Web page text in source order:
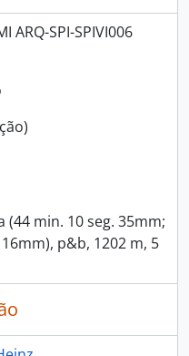
ARQ-SPI-SPIVI006
(44 min. 10 seg. 35mm;
p&b, 1202 m, 5